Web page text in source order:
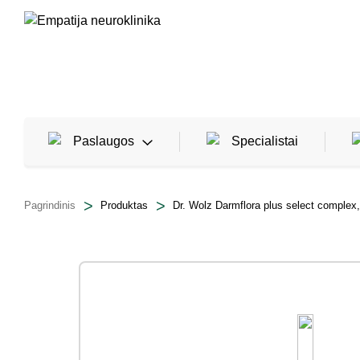
Paslaugos
Reabilitacija
Specialistai
Pagrindinis Produktas Dr. Wolz Darmflora plus select